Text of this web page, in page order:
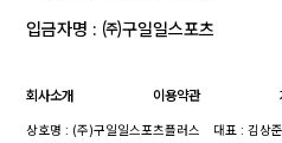
입금자명 : ㈜구일일스포츠
회사소개 이용약관
상호명 : (주)구일일스포츠플러스 대표 : 김상준